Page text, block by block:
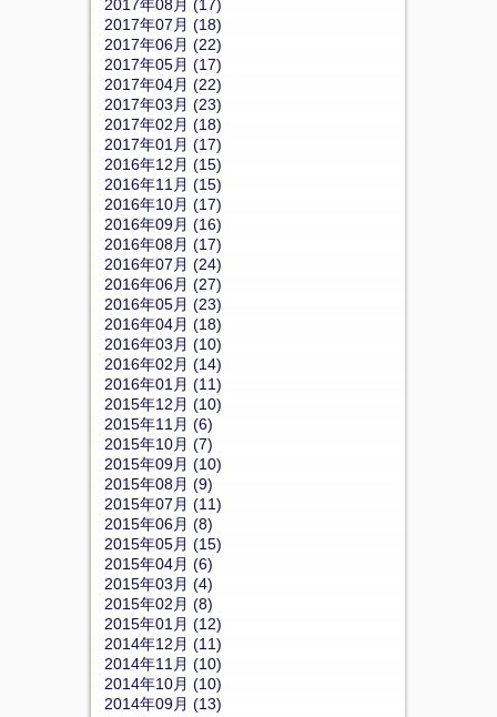
2017年08月 (17)
2017年07月 (18)
2017年06月 (22)
2017年05月 (17)
2017年04月 (22)
2017年03月 (23)
2017年02月 (18)
2017年01月 (17)
2016年12月 (15)
2016年11月 (15)
2016年10月 (17)
2016年09月 (16)
2016年08月 (17)
2016年07月 (24)
2016年06月 (27)
2016年05月 (23)
2016年04月 (18)
2016年03月 (10)
2016年02月 (14)
2016年01月 (11)
2015年12月 (10)
2015年11月 (6)
2015年10月 (7)
2015年09月 (10)
2015年08月 (9)
2015年07月 (11)
2015年06月 (8)
2015年05月 (15)
2015年04月 (6)
2015年03月 (4)
2015年02月 (8)
2015年01月 (12)
2014年12月 (11)
2014年11月 (10)
2014年10月 (10)
2014年09月 (13)